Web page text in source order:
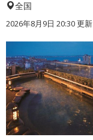
全国
2026年8月9日 20:30更新